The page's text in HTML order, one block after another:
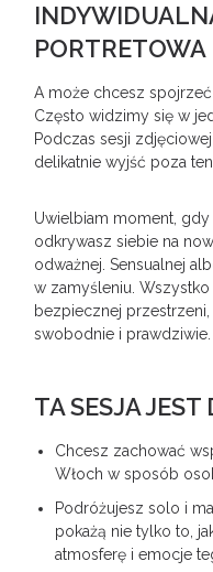
PORTRETOWA
A może chcesz
Często widzimy się w
Podczas sesji
delikatnie wyjść poza
Uwielbiam moment,
odkrywasz siebie na
odważnej. Sensualnej
w zamyśleniu. Wszystko
bezpiecznej
swobodnie i prawdziwie.
TA SESJA JEST
Chcesz zachować
Włoch w sposób
Podróżujesz solo i
pokażą nie tylko to,
atmosferę i emocje